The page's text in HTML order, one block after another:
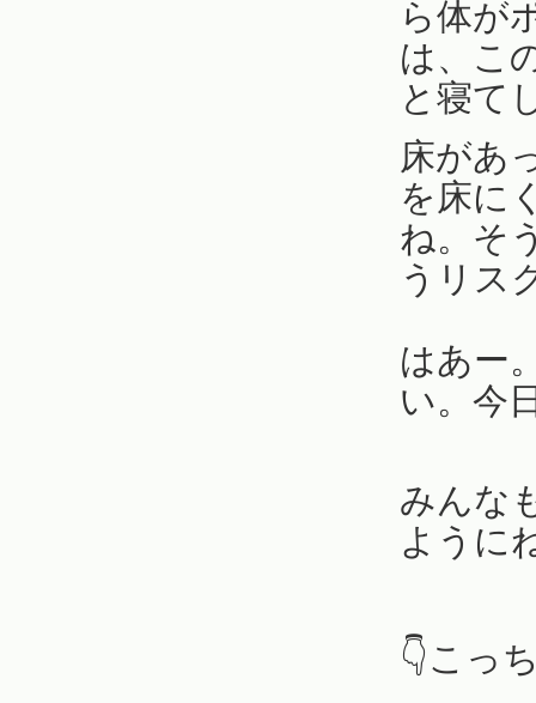
ら体が
は、こ
と寝
床があ
を床に
ね。そ
うリス
はあー
い。今
みんな
ように
👇こっ